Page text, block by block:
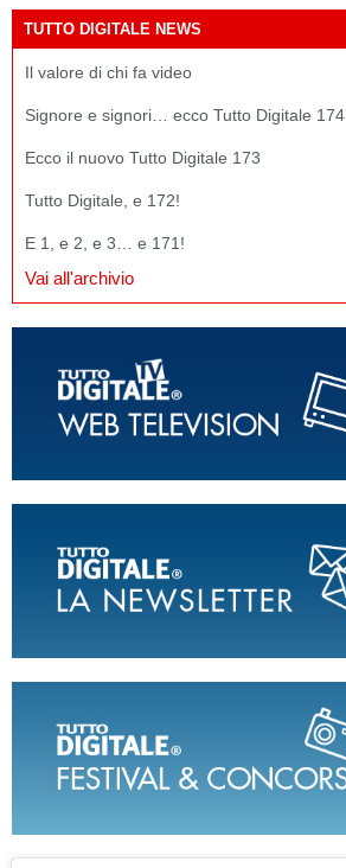
TUTTO DIGITALE NEWS
Il valore di chi fa video
Signore e signori… ecco Tutto Digitale 174
Ecco il nuovo Tutto Digitale 173
Tutto Digitale, e 172!
E 1, e 2, e 3… e 171!
Vai all'archivio